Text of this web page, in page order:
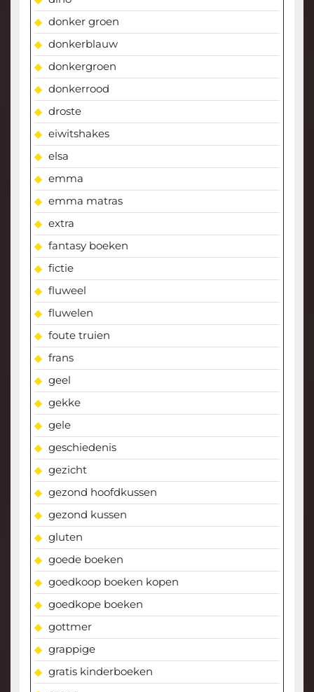
donker groen
donkerblauw
donkergroen
donkerrood
droste
eiwitshakes
elsa
emma
emma matras
extra
fantasy boeken
fictie
fluweel
fluwelen
foute truien
frans
geel
gekke
gele
geschiedenis
gezicht
gezond hoofdkussen
gezond kussen
gluten
goede boeken
goedkoop boeken kopen
goedkope boeken
gottmer
grappige
gratis kinderboeken